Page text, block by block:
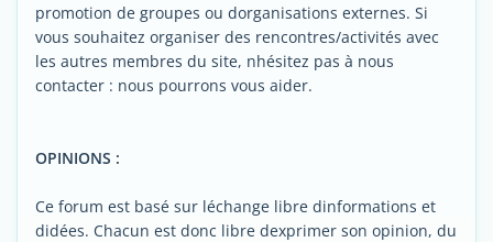
promotion de groupes ou dorganisations externes. Si
vous souhaitez organiser des rencontres/activités avec
les autres membres du site, nhésitez pas à nous
contacter : nous pourrons vous aider.
OPINIONS :
Ce forum est basé sur léchange libre dinformations et
didées. Chacun est donc libre dexprimer son opinion, du